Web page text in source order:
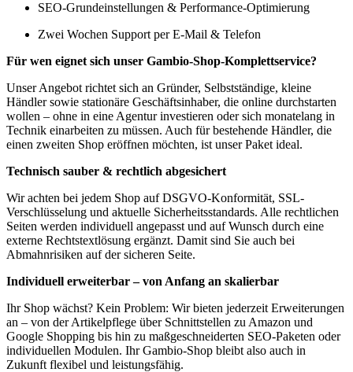
SEO-Grundeinstellungen & Performance-Optimierung
Zwei Wochen Support per E-Mail & Telefon
Für wen eignet sich unser Gambio-Shop-Komplettservice?
Unser Angebot richtet sich an Gründer, Selbstständige, kleine
Händler sowie stationäre Geschäftsinhaber, die online durchstarten
wollen – ohne in eine Agentur investieren oder sich monatelang in
Technik einarbeiten zu müssen. Auch für bestehende Händler, die
einen zweiten Shop eröffnen möchten, ist unser Paket ideal.
Technisch sauber & rechtlich abgesichert
Wir achten bei jedem Shop auf DSGVO-Konformität, SSL-
Verschlüsselung und aktuelle Sicherheitsstandards. Alle rechtlichen
Seiten werden individuell angepasst und auf Wunsch durch eine
externe Rechtstextlösung ergänzt. Damit sind Sie auch bei
Abmahnrisiken auf der sicheren Seite.
Individuell erweiterbar – von Anfang an skalierbar
Ihr Shop wächst? Kein Problem: Wir bieten jederzeit Erweiterungen
an – von der Artikelpflege über Schnittstellen zu Amazon und
Google Shopping bis hin zu maßgeschneiderten SEO-Paketen oder
individuellen Modulen. Ihr Gambio-Shop bleibt also auch in
Zukunft flexibel und leistungsfähig.